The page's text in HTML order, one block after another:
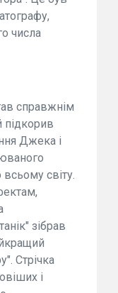
числа
справжнім
Джека і
світу.
зібрав
Стрічка
і